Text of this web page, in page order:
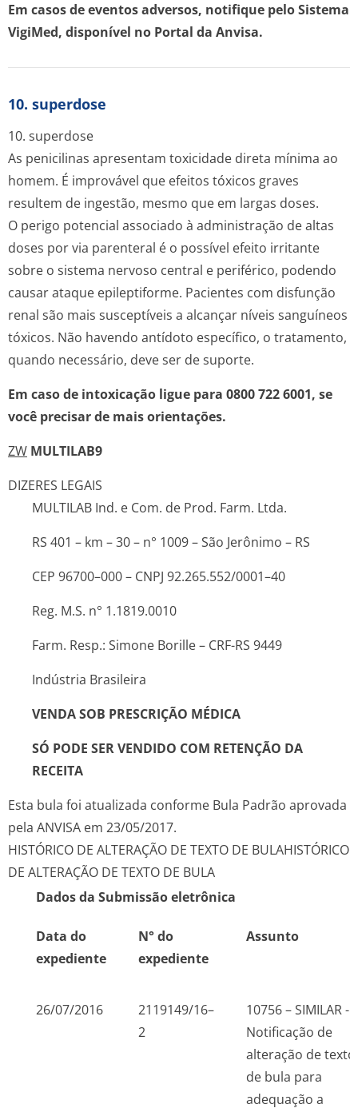
Em casos de eventos adversos, notifique pelo Sistema
VigiMed, disponível no Portal da Anvisa.
10. superdose
10. superdose
As penicilinas apresentam toxicidade direta mínima ao
homem. É improvável que efeitos tóxicos graves
resultem de ingestão, mesmo que em largas doses.
O perigo potencial associado à administração de altas
doses por via parenteral é o possível efeito irritante
sobre o sistema nervoso central e periférico, podendo
causar ataque epileptiforme. Pacientes com disfunção
renal são mais susceptíveis a alcançar níveis sanguíneos
tóxicos. Não havendo antídoto específico, o tratamento,
quando necessário, deve ser de suporte.
Em caso de intoxicação ligue para 0800 722 6001, se
você precisar de mais orientações.
ZW MULTILAB9
DIZERES LEGAIS
MULTILAB Ind. e Com. de Prod. Farm. Ltda.
RS 401 – km – 30 – n° 1009 – São Jerônimo – RS
CEP 96700–000 – CNPJ 92.265.552/0001–40
Reg. M.S. n° 1.1819.0010
Farm. Resp.: Simone Borille – CRF-RS 9449
Indústria Brasileira
VENDA SOB PRESCRIÇÃO MÉDICA
SÓ PODE SER VENDIDO COM RETENÇÃO DA
RECEITA
Esta bula foi atualizada conforme Bula Padrão aprovada
pela ANVISA em 23/05/2017.
HISTÓRICO DE ALTERAÇÃO DE TEXTO DE BULAHISTÓRICO
DE ALTERAÇÃO DE TEXTO DE BULA
Dados da Submissão eletrônica
Data do
expediente
N° do
expediente
Assunto
26/07/2016
2119149/16–
2
10756 – SIMILAR -
Notificação de
alteração de texto
de bula para
adequação a